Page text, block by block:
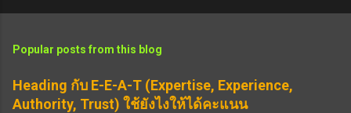
Popular posts from this blog
Heading กับ E-E-A-T (Expertise, Experience,
Authority, Trust) ใช้ยังไงให้ได้คะแนน